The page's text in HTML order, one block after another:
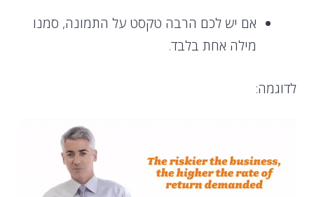
אם יש לכם הרבה טקסט על התמונה, סמנו
מילה אחת בלבד.
לדוגמה: